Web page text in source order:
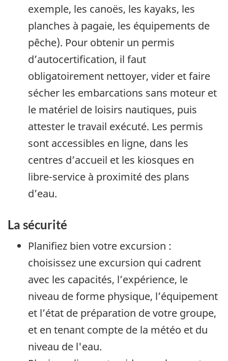
exemple, les canoës, les kayaks, les
planches à pagaie, les équipements de
pêche). Pour obtenir un permis
d’autocertification, il faut
obligatoirement nettoyer, vider et faire
sécher les embarcations sans moteur et
le matériel de loisirs nautiques, puis
attester le travail exécuté. Les permis
sont accessibles en ligne, dans les
centres d’accueil et les kiosques en
libre-service à proximité des plans
d’eau.
La sécurité
Planifiez bien votre excursion :
choisissez une excursion qui cadrent
avec les capacités, l’expérience, le
niveau de forme physique, l’équipement
et l’état de préparation de votre groupe,
et en tenant compte de la météo et du
niveau de l'eau.